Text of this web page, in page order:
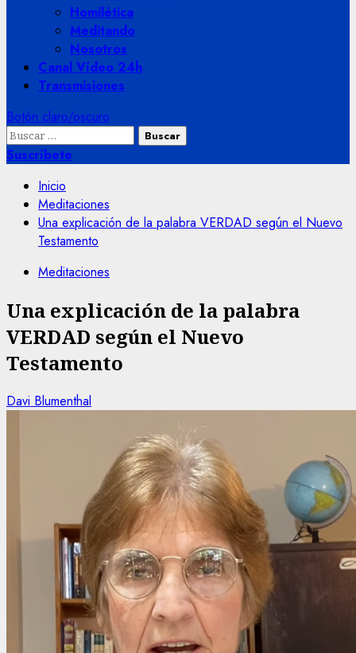
Homilética
Meditando
Nosotros
Canal Vídeo 24h
Transmisiones
Botón claro/oscuro
Buscar:
Suscríbete
Inicio
Meditaciones
Una explicación de la palabra VERDAD según el Nuevo
Testamento
Meditaciones
Una explicación de la palabra
VERDAD según el Nuevo
Testamento
Davi Blumenthal